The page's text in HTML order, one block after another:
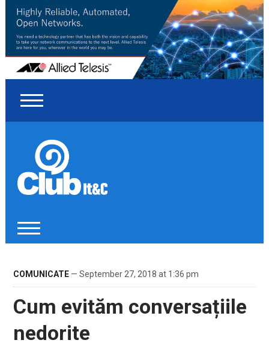
COMUNICATE— September 27, 2018 at 1:36 pm
Cum evităm conversațiile
nedorite